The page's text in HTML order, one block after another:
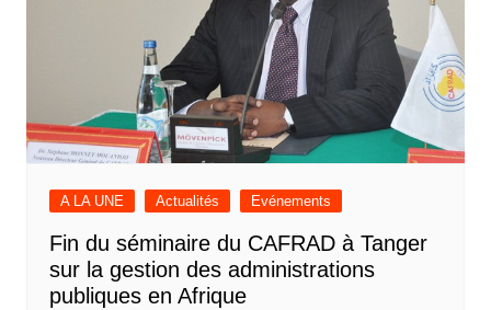
A LA UNE Actualités Evénements
Fin du séminaire du CAFRAD à Tanger
sur la gestion des administrations
publiques en Afrique